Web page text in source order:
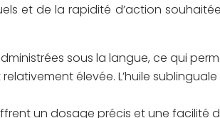
et de la rapidité d’action
sous la langue, ce qui
élevée. L’huile
un dosage précis et une facilité